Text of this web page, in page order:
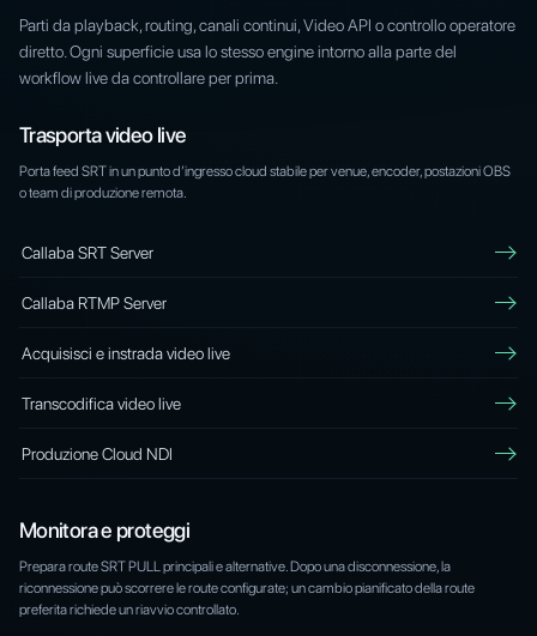
Parti da playback, routing, canali continui, Video API o controllo operatore
diretto. Ogni superficie usa lo stesso engine intorno alla parte del
workflow live da controllare per prima.
Trasporta video live
Porta feed SRT in un punto d’ingresso cloud stabile per venue, encoder, postazioni OBS
o team di produzione remota.
Callaba SRT Server
Callaba RTMP Server
Acquisisci e instrada video live
Transcodifica video live
Produzione Cloud NDI
Monitora e proteggi
Prepara route SRT PULL principali e alternative. Dopo una disconnessione, la
riconnessione può scorrere le route configurate; un cambio pianificato della route
preferita richiede un riavvio controllato.